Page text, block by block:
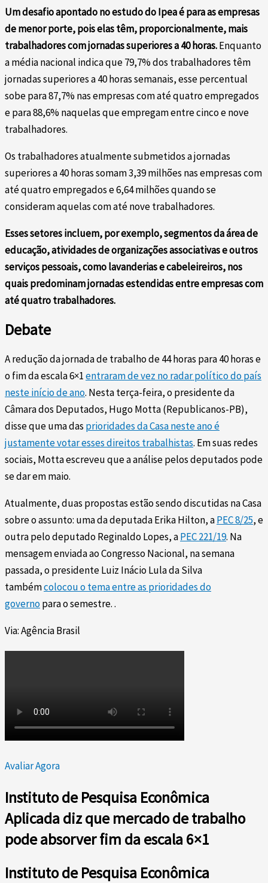
Um desafio apontado no estudo do Ipea é para as empresas
de menor porte, pois elas têm, proporcionalmente, mais
trabalhadores com jornadas superiores a 40 horas.Enquanto
a média nacional indica que 79,7% dos trabalhadores têm
jornadas superiores a 40 horas semanais, esse percentual
sobe para 87,7% nas empresas com até quatro empregados
e para 88,6% naquelas que empregam entre cinco e nove
trabalhadores.
Os trabalhadores atualmente submetidos a jornadas
superiores a 40 horas somam 3,39 milhões nas empresas com
até quatro empregados e 6,64 milhões quando se
consideram aquelas com até nove trabalhadores.
Esses setores incluem, por exemplo, segmentos da área de
educação, atividades de organizações associativas e outros
serviços pessoais, como lavanderias e cabeleireiros, nos
quais predominam jornadas estendidas entre empresas com
até quatro trabalhadores.
Debate
A redução da jornada de trabalho de 44 horas para 40 horas e
o fim da escala 6×1entraram de vez no radar político do país
neste início de ano. Nesta terça-feira, o presidente da
Câmara dos Deputados, Hugo Motta (Republicanos-PB),
disse que uma das prioridades da Casa neste ano é
justamente votar esses direitos trabalhistas. Em suas redes
sociais, Motta escreveu que a análise pelos deputados pode
se dar em maio.
Atualmente, duas propostas estão sendo discutidas na Casa
sobre o assunto: uma da deputada Erika Hilton, aPEC 8/25, e
outra pelo deputado Reginaldo Lopes, aPEC 221/19. Na
mensagem enviada ao Congresso Nacional, na semana
passada, o presidente Luiz Inácio Lula da Silva
tambémcolocou o tema entre as prioridades do
governopara o semestre. .
Via: Agência Brasil
Avaliar Agora
Instituto de Pesquisa Econômica
Aplicada diz que mercado de trabalho
pode absorver fim da escala 6×1
Instituto de Pesquisa Econômica